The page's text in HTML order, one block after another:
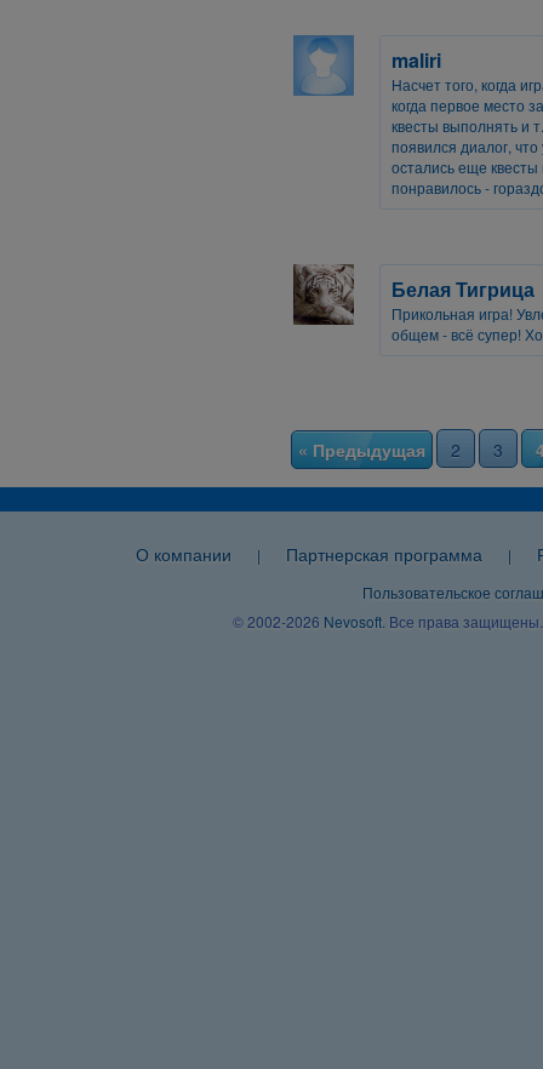
maliri
Насчет того, когда
когда первое место
квесты выполнять и
появился диалог,
остались еще
понравилось -
Белая Тигрица
Прикольная игра!
общем - всё супер!
« Предыдущая 2 3
О компании | Партнерская программа |
Пользовательское
© 2002-2026 Nevosoft . Все права защищены